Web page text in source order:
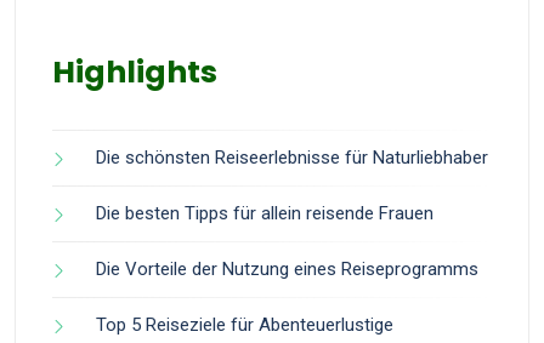
Highlights
Die schönsten Reiseerlebnisse für Naturliebhaber
Die besten Tipps für allein reisende Frauen
Die Vorteile der Nutzung eines Reiseprogramms
Top 5 Reiseziele für Abenteuerlustige